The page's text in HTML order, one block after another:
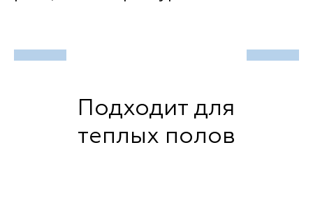
Подходит для
теплых полов